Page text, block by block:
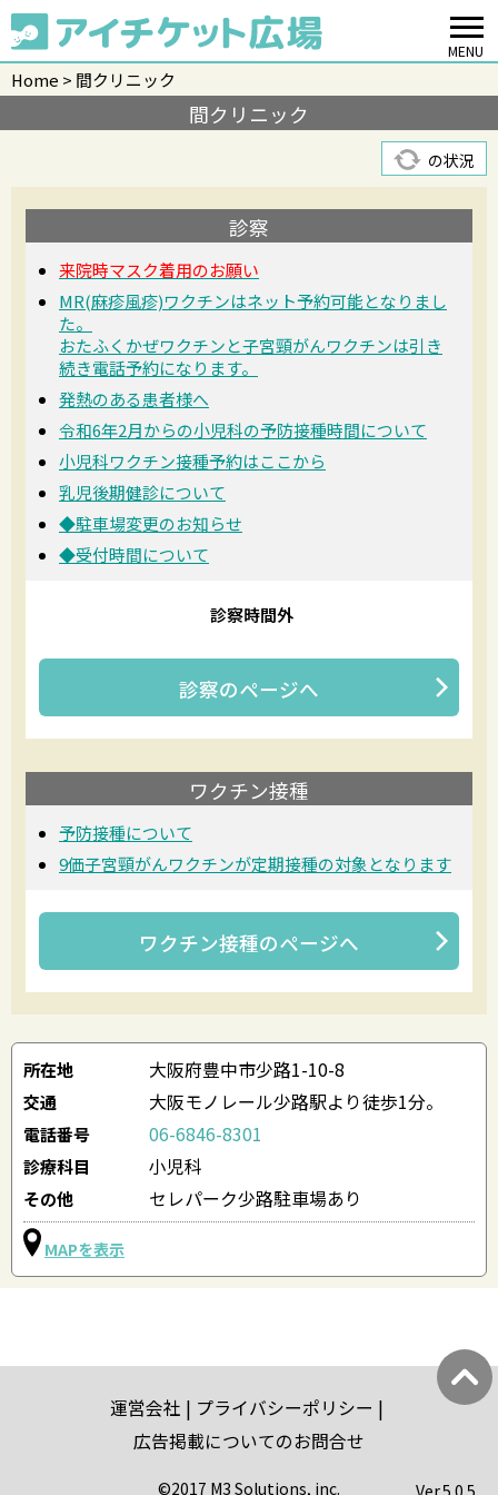
MENU
Home 間クリニック
間クリニック
の状況
診察
来院時マスク着用のお願い
MR(麻疹風疹)ワクチンはネット予約可能となりまし
た。
おたふくかぜワクチンと子宮頸がんワクチンは引き
続き電話予約になります。
発熱のある患者様へ
令和6年2月からの小児科の予防接種時間について
小児科ワクチン接種予約はここから
乳児後期健診について
◆駐車場変更のお知らせ
◆受付時間について
診察時間外
診察のページへ
ワクチン接種
予防接種について
9価子宮頸がんワクチンが定期接種の対象となります
ワクチン接種のページへ
所在地 大阪府豊中市少路1-10-8
交通 大阪モノレール少路駅より徒歩1分。
電話番号 06-6846-8301
診療科目 小児科
その他 セレパーク少路駐車場あり
MAPを表示
運営会社
プライバシーポリシー
広告掲載についてのお問合せ
©2017 M3 Solutions, inc.